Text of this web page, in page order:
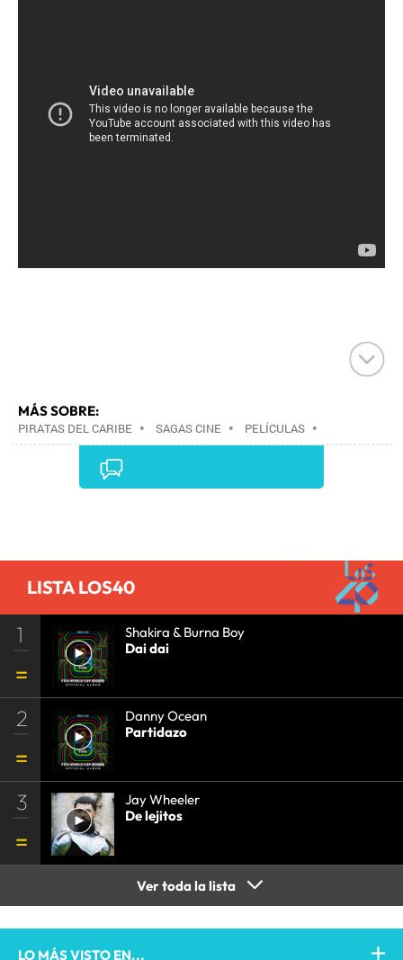
MÁS SOBRE:
PIRATAS DEL CARIBE • SAGAS CINE • PELÍCULAS •
LISTA LOS40
1
Shakira & Burna Boy
Dai dai
2
Danny Ocean
Partidazo
3
Jay Wheeler
De lejitos
Ver toda la lista
LO MÁS VISTO EN...